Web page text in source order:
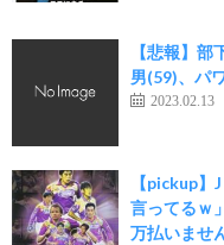
【悲報】
男(59)、パ
2023.02.13
【pickup
言ってるｗ
万払いませ